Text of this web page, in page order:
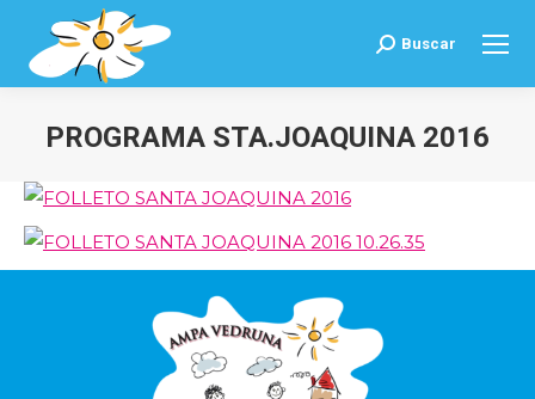
Buscar:
Buscar
PROGRAMA STA.JOAQUINA 2016